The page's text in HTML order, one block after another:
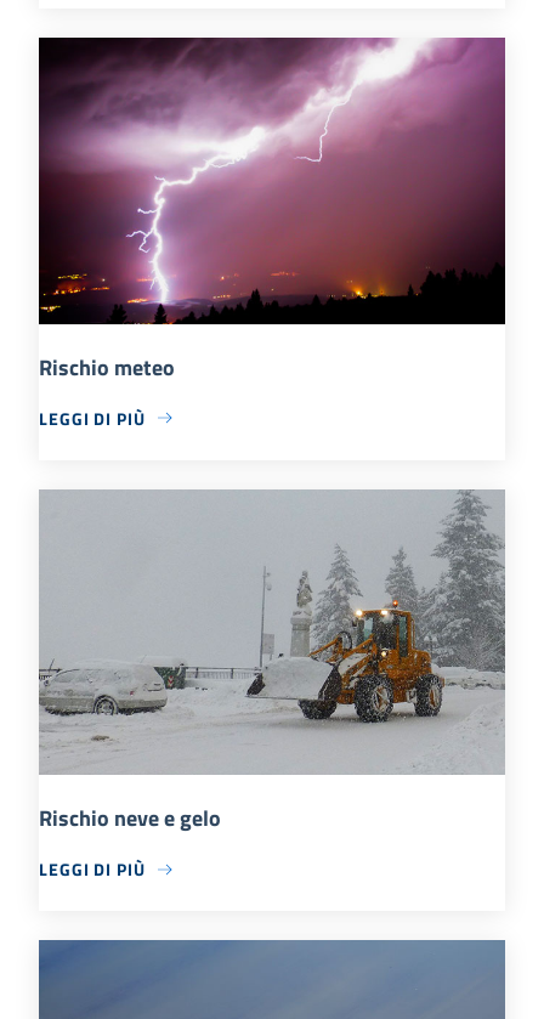
Rischio meteo
LEGGI DI PIÙ
Rischio neve e gelo
LEGGI DI PIÙ